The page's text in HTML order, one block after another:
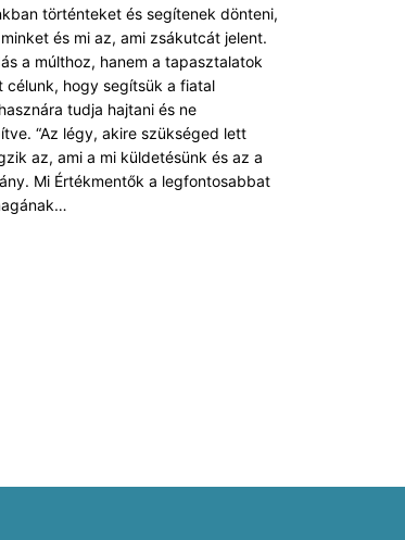
történteket és segítenek dönteni,
és mi az, ami zsákutcát jelent.
a múlthoz, hanem a tapasztalatok
célunk, hogy segítsük a fiatal
tudja hajtani és ne
“Az légy, akire szükséged lett
az, ami a mi küldetésünk és az a
Mi Értékmentők a legfontosabbat